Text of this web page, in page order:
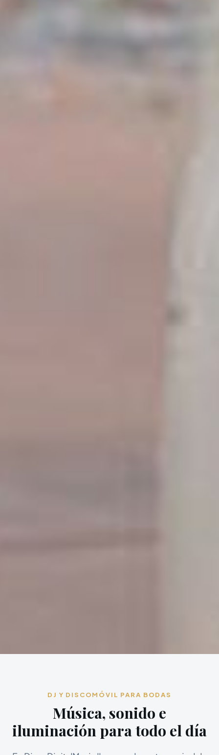
DJ Y DISCOMÓVIL PARA BODAS
Música, sonido e
iluminación para todo el día